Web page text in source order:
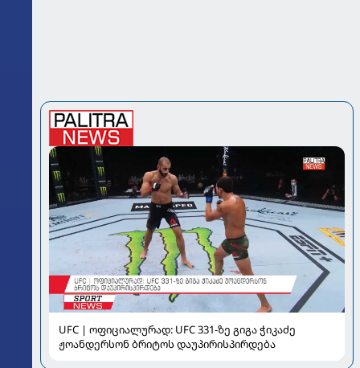
UFC | ოფიციალურად: UFC 331-ზე გიგა ჭიკაძე
ჟოანდერსონ ბრიტოს დაუპირისპირდება